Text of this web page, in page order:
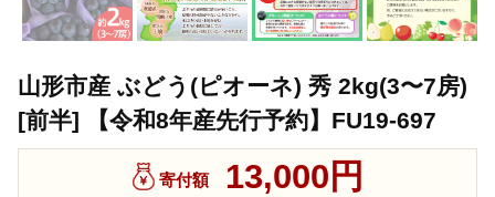
山形市産 ぶどう(ピオーネ) 秀 2kg(3〜7房)
[前半] 【令和8年産先行予約】FU19-697
寄付額 13,000円